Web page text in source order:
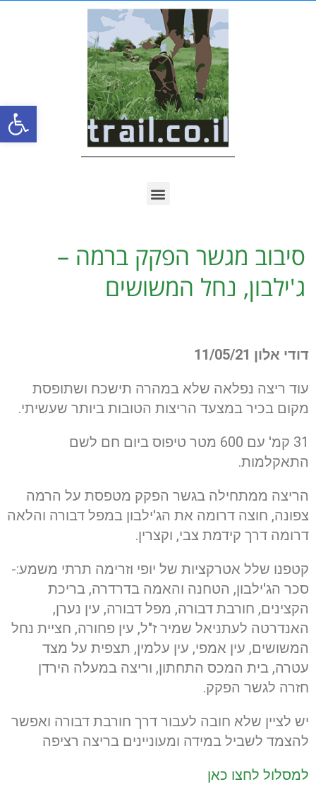
פתח
סיבוב מגשר הפקק ברמה –
ג'ילבון, נחל המשושים
דודי אלון 11/05/21
עוד ריצה נפלאה שלא במהרה תישכח ושתופסת
מקום בכיר במצעד הריצות הטובות ביותר שעשיתי.
31 קמ' עם 600 מטר טיפוס ביום חם לשם
התאקלמות.
הריצה ממתחילה בגשר הפקק מטפסת על הרמה
צפונה, חוצה דרומה את הג'ילבון במפל דבורה והלאה
דרומה דרך קידמת צבי, וקצרין.
קטפנו שלל אטרקציות של יופי וזרימה תרתי משמע:-
סכר הג'ילבון, הטחנה והאמה בדרדרה, בריכת
הקצינים, חורבת דבורה, מפל דבורה, עין נערן,
האנדרטה לעתניאל שמיר ז"ל, עין פחורה, חציית נחל
המשושים, עין אמפי, עין עלמין, תצפית על מצד
עטרה, בית המכס התחתון, וריצה במעלה הירדן
חזרה לגשר הפקק.
יש לציין שלא חובה לעבור דרך חורבת דבורה ואפשר
להצמד לשביל במידה ומעוניינים בריצה רציפה
למסלול לחצו כאן